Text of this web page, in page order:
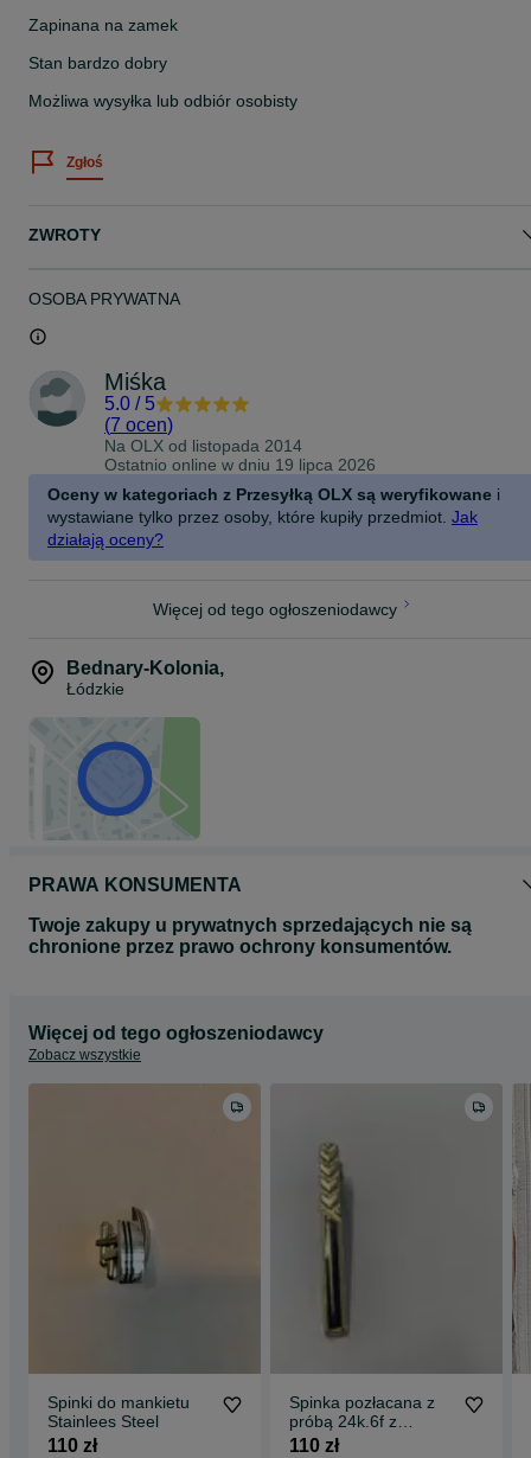
Zapinana na zamek
Stan bardzo dobry
Możliwa wysyłka lub odbiór osobisty
Zgłoś
ZWROTY
OSOBA PRYWATNA
Miśka
5.0 / 5
(7 ocen)
Na OLX od listopada 2014
Ostatnio online w dniu 19 lipca 2026
Oceny w kategoriach z Przesyłką OLX są weryfikowane i
wystawiane tylko przez osoby, które kupiły przedmiot. Jak
działają oceny?
Więcej od tego ogłoszeniodawcy
Bednary-Kolonia,
Łódzkie
PRAWA KONSUMENTA
Twoje zakupy u prywatnych sprzedających nie są
chronione przez prawo ochrony konsumentów.
Więcej od tego ogłoszeniodawcy
Zobacz wszystkie
Spinki do mankietu
Stainlees Steel
110 zł
Spinka pozłacana z
próbą 24k.6f z
czarnym Onyksem
110 zł